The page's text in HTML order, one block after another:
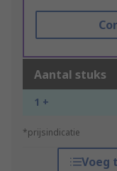
Aantal stuks
1 +
*prijsindicatie
Voeg